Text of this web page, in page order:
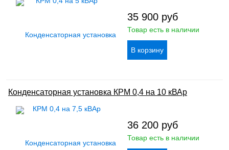
35 900 руб
Товар есть в наличии
Конденсаторная установка КРМ 0,4 на 10 кВАр
36 200 руб
Товар есть в наличии